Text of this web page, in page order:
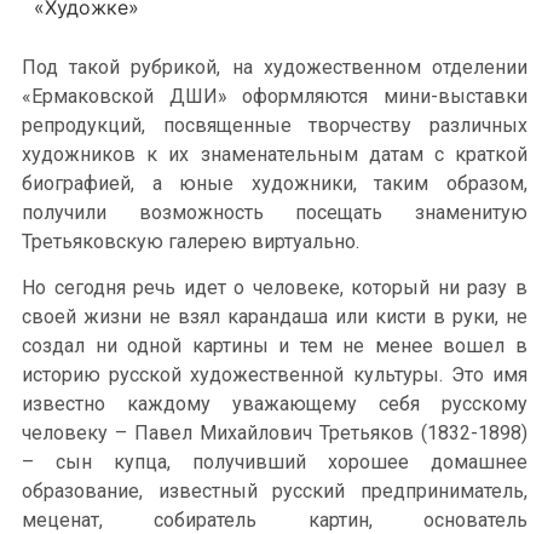
«Художке»
Под такой рубрикой, на художественном отделении
«Ермаковской ДШИ» оформляются мини-выставки
репродукций, посвященные творчеству различных
художников к их знаменательным датам с краткой
биографией, а юные художники, таким образом,
получили возможность посещать знаменитую
Третьяковскую галерею виртуально.
Но сегодня речь идет о человеке, который ни разу в
своей жизни не взял карандаша или кисти в руки, не
создал ни одной картины и тем не менее вошел в
историю русской художественной культуры. Это имя
известно каждому уважающему себя русскому
человеку – Павел Михайлович Третьяков (1832-1898)
– сын купца, получивший хорошее домашнее
образование, известный русский предприниматель,
меценат, собиратель картин, основатель